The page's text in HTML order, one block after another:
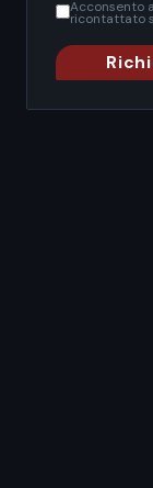
Acconsento
ricontattato